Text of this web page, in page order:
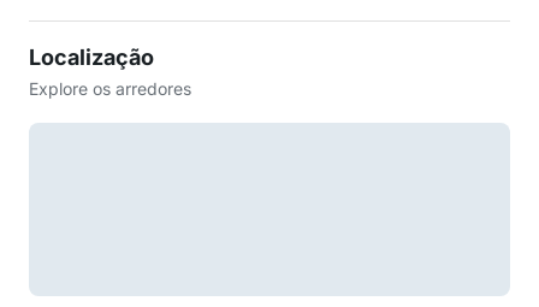
Localização
Explore os arredores